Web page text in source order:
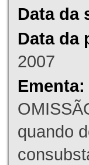
Data da
Data da
2007
Ementa:
quando